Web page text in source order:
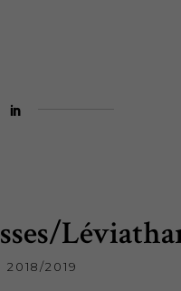
2018/2019